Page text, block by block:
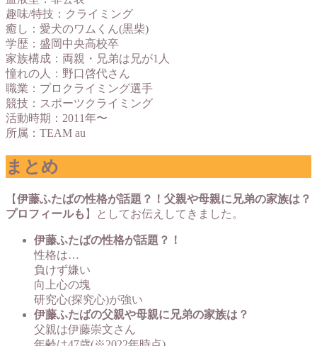
趣味/特技：クライミング
癒し：愛犬のワムくん(黒柴)
学歴：盛岡中央高校卒
家族構成：両親・兄弟は兄が1人
憧れの人：野口啓代さん
職業：プロクライミング選手
競技：スポーツクライミング
活動時期：2011年〜
所属：TEAM au
まとめ
【伊藤ふたばの性格が話題？！父親や母親に兄弟の家族は？
プロフィールも 】としてお伝えしてきました。
伊藤ふたばの性格が話題？！
性格は…
負けず嫌い
向上心の塊
研究心(探究心)が強い
伊藤ふたばの父親や母親に兄弟の家族は？
父親は伊藤崇文さん